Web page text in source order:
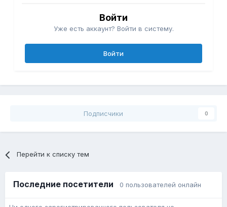
Войти
Уже есть аккаунт? Войти в систему.
Войти
Подписчики 0
Перейти к списку тем
Последние посетители 0 пользователей онлайн